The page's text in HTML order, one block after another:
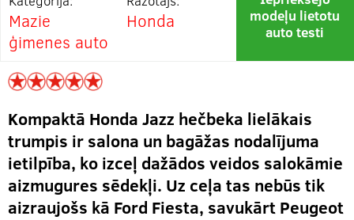
Mazie
ģimenes auto
Honda
modeļu lietotu
auto testi
Kompaktā Honda Jazz hečbeka lielākais
trumpis ir salona un bagāžas nodalījuma
ietilpība, ko izceļ dažādos veidos salokāmie
aizmugures sēdekļi. Uz ceļa tas nebūs tik
aizraujošs kā Ford Fiesta, savukārt Peugeot